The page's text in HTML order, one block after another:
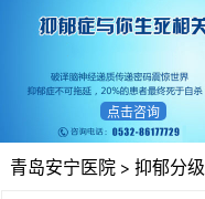
点击咨询
青岛安宁医院> 抑郁分级